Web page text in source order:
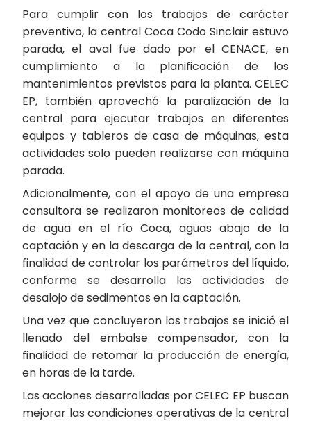
Para cumplir con los trabajos de carácter
preventivo, la central Coca Codo Sinclair estuvo
parada, el aval fue dado por el CENACE, en
cumplimiento a la planificación de los
mantenimientos previstos para la planta. CELEC
EP, también aprovechó la paralización de la
central para ejecutar trabajos en diferentes
equipos y tableros de casa de máquinas, esta
actividades solo pueden realizarse con máquina
parada.
Adicionalmente, con el apoyo de una empresa
consultora se realizaron monitoreos de calidad
de agua en el río Coca, aguas abajo de la
captación y en la descarga de la central, con la
finalidad de controlar los parámetros del líquido,
conforme se desarrolla las actividades de
desalojo de sedimentos en la captación.
Una vez que concluyeron los trabajos se inició el
llenado del embalse compensador, con la
finalidad de retomar la producción de energía,
en horas de la tarde.
Las acciones desarrolladas por CELEC EP buscan
mejorar las condiciones operativas de la central